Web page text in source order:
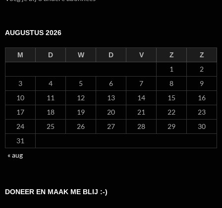
AUGUSTUS 2026
M D W D V Z Z
1
2
3
4 5 6 7 8
9
10
11 12 13 14 15
16
17
18 19 20 21 22
23
24
25 26 27 28 29
30
31
« aug
DONEER EN MAAK ME BLIJ :-)